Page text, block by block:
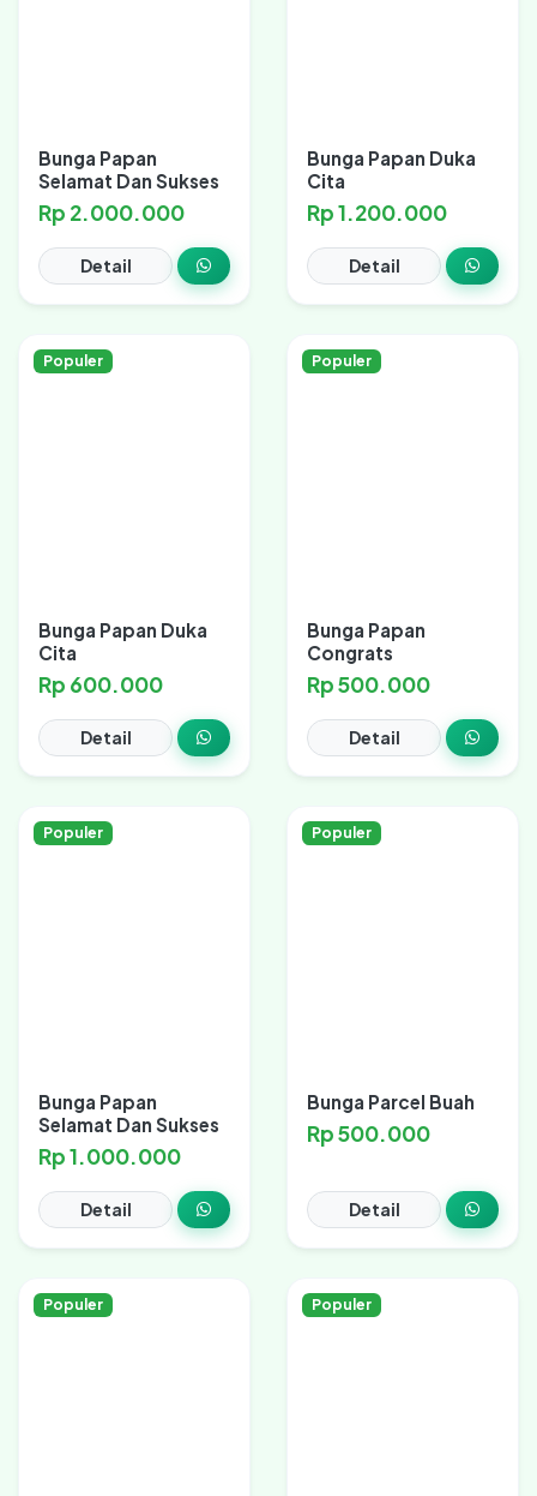
Bunga Papan
Selamat Dan Sukses
Rp 2.000.000
Detail
Bunga Papan Duka
Cita
Rp 1.200.000
Detail
Populer
Bunga Papan Duka
Cita
Rp 600.000
Detail
Populer
Bunga Papan
Congrats
Rp 500.000
Detail
Populer
Bunga Papan
Selamat Dan Sukses
Rp 1.000.000
Detail
Populer
Bunga Parcel Buah
Rp 500.000
Detail
Populer Populer